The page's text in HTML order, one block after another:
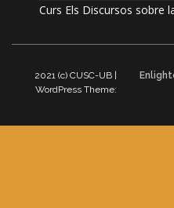
Curs Els Discursos sobre
2021 (c) CUSC-UB |
WordPress Theme: